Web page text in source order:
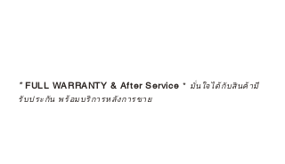
*FULL WARRANTY & After Service * มั่นใจได้กับสินค้ามี
รับประกัน พร้อมบริการหลังการขาย